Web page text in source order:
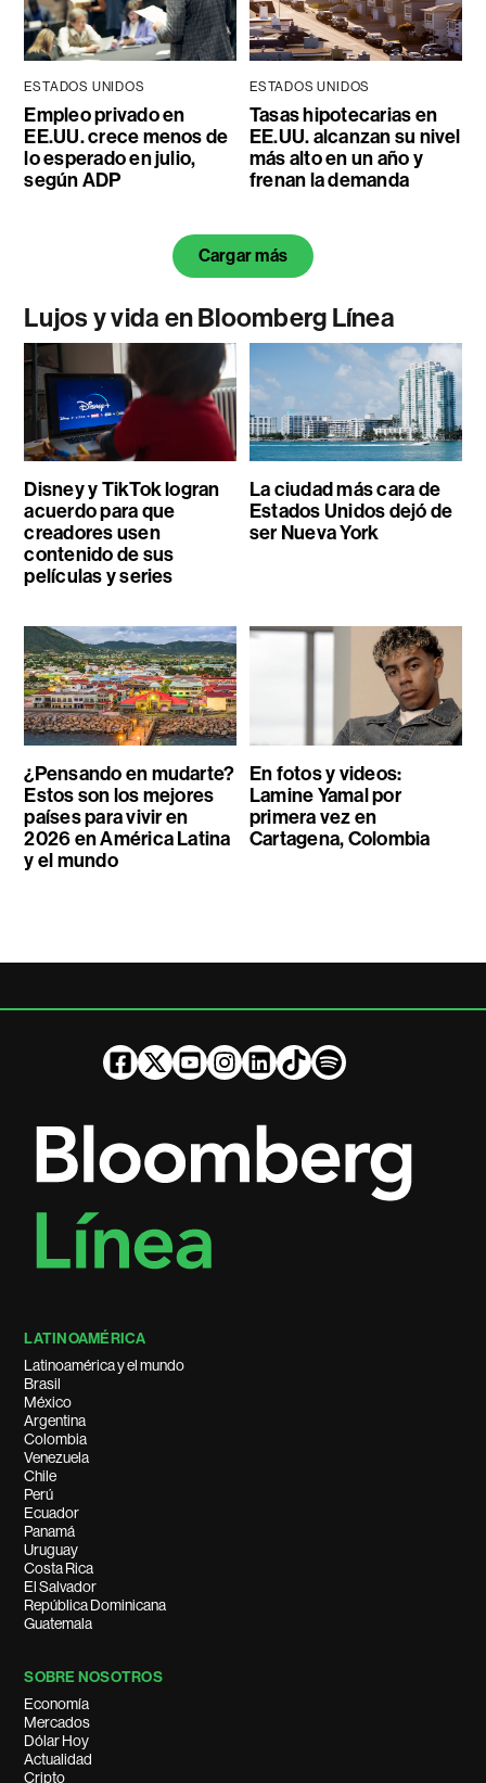
ESTADOS UNIDOS
Empleo privado en
EE.UU. crece menos de
lo esperado en julio,
según ADP
ESTADOS UNIDOS
Tasas hipotecarias en
EE.UU. alcanzan su nivel
más alto en un año y
frenan la demanda
Cargar más
Lujos y vida en Bloomberg Línea
Disney y TikTok logran
acuerdo para que
creadores usen
contenido de sus
películas y series
La ciudad más cara de
Estados Unidos dejó de
ser Nueva York
¿Pensando en mudarte?
Estos son los mejores
países para vivir en
2026 en América Latina
y el mundo
En fotos y videos:
Lamine Yamal por
primera vez en
Cartagena, Colombia
LATINOAMÉRICA
Latinoamérica y el mundo
Brasil
México
Argentina
Colombia
Venezuela
Chile
Perú
Ecuador
Panamá
Uruguay
Costa Rica
El Salvador
República Dominicana
Guatemala
SOBRE NOSOTROS
Economía
Mercados
Dólar Hoy
Actualidad
Cripto